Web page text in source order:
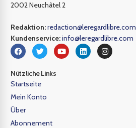
2002 Neuchâtel 2
Redaktion:redaction@leregardlibre.com
Kundenservice:info@leregardlibre.com
Nützliche Links
Startseite
Mein Konto
Über
Abonnement